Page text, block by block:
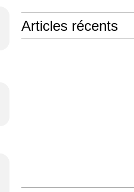
Articles récents